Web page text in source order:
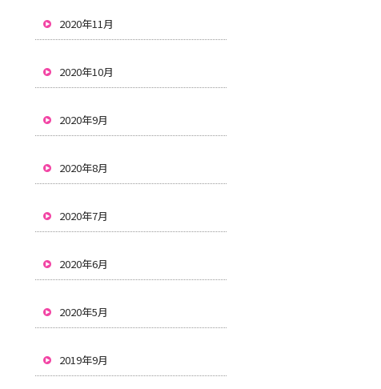
2020年11月
2020年10月
2020年9月
2020年8月
2020年7月
2020年6月
2020年5月
2019年9月